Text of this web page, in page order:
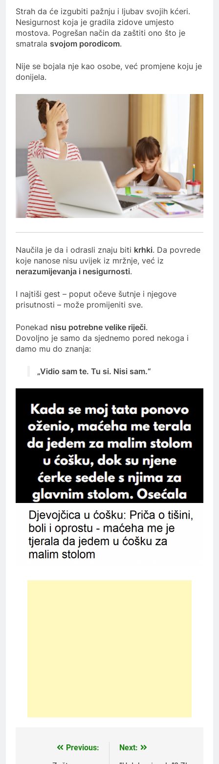
Strah da će izgubiti pažnju i ljubav svojih kćeri.
Nesigurnost koja je gradila zidove umjesto
mostova. Pogrešan način da zaštiti ono što je
smatrala svojom porodicom.
Nije se bojala nje kao osobe, već promjene koju je
donijela.
Naučila je da i odrasli znaju biti krhki. Da povrede
koje nanose nisu uvijek iz mržnje, već iz
nerazumijevanja i nesigurnosti.
I najtiši gest – poput očeve šutnje i njegove
prisutnosti – može promijeniti sve.
Ponekad nisu potrebne velike riječi.
Dovoljno je samo da sjednemo pored nekoga i
damo mu do znanja:
„Vidio sam te. Tu si. Nisi sam.“
Previous:
Next: